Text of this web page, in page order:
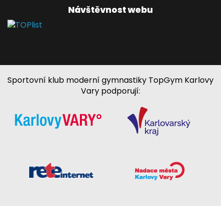
Návštěvnost webu
Sportovní klub moderní gymnastiky TopGym Karlovy
Vary podporují: